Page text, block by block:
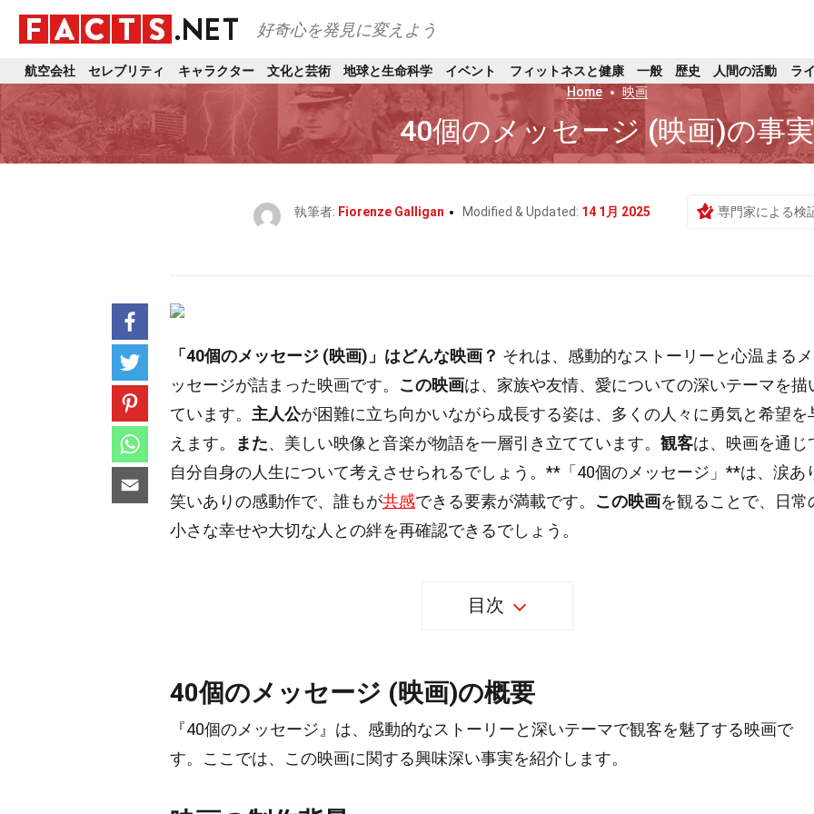
好奇心を発見に変えよう
航空会社 セレブリティ キャラクター 文化と芸術 地球と生命科学 イベント フィットネスと健康 一般 歴史 人間の活動 ラ
Home
映画
40個のメッセージ (映画)の事実
執筆者: Fiorenze Galligan Modified & Updated: 14 1月 2025 専門家による検
「40個のメッセージ (映画)」はどんな映画？ それは、感動的なストーリーと心温まるメ
ッセージが詰まった映画です。 この映画は、家族や友情、愛についての深いテーマを描
ています。 主人公が困難に立ち向かいながら成長する姿は、多くの人々に勇気と希望を
えます。
また、美しい映像と音楽が物語を一層引き立てています。 観客は、映画を通じ
自分自身の人生について考えさせられるでしょう。**「40個のメッセージ」**は、涙あ
笑いありの感動作で、誰もが共感できる要素が満載です。 この映画を観ることで、日常
小さな幸せや大切な人との絆を再確認できるでしょう。
目次
40個のメッセージ (映画)の概要
『40個のメッセージ』は、感動的なストーリーと深いテーマで観客を魅了する映画で
す。ここでは、この映画に関する興味深い事実を紹介します。